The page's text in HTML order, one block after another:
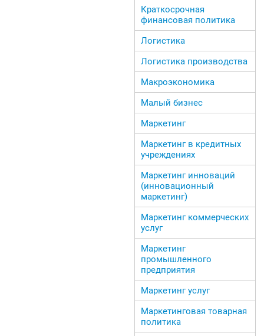
Краткосрочная
финансовая политика
Логистика
Логистика производства
Макроэкономика
Малый бизнес
Маркетинг
Маркетинг в кредитных
учреждениях
Маркетинг инноваций
(инновационный
маркетинг)
Маркетинг коммерческих
услуг
Маркетинг
промышленного
предприятия
Маркетинг услуг
Маркетинговая товарная
политика